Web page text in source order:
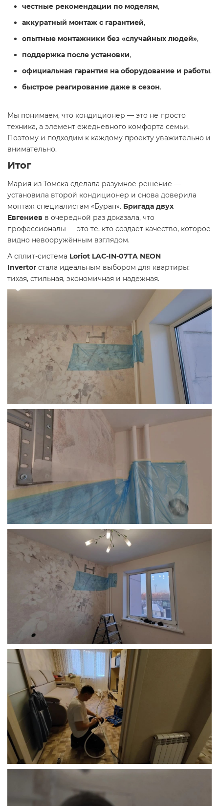
честные рекомендации по моделям,
аккуратный монтаж с гарантией,
опытные монтажники без «случайных людей»,
поддержка после установки,
официальная гарантия на оборудование и работы,
быстрое реагирование даже в сезон.
Мы понимаем, что кондиционер — это не просто
техника, а элемент ежедневного комфорта семьи.
Поэтому и подходим к каждому проекту уважительно и
внимательно.
Итог
Мария из Томска сделала разумное решение —
установила второй кондиционер и снова доверила
монтаж специалистам «Буран». Бригада двух
Евгениев в очередной раз доказала, что
профессионалы — это те, кто создаёт качество, которое
видно невооружённым взглядом.
А сплит-система Loriot LAC-IN-07TA NEON
Invertor стала идеальным выбором для квартиры:
тихая, стильная, экономичная и надёжная.